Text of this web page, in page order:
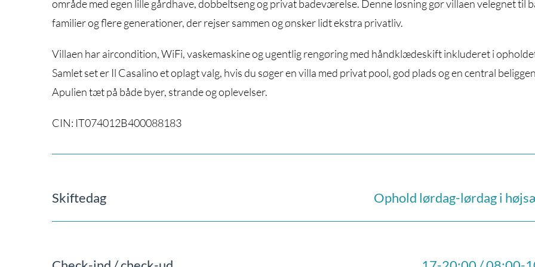
område med egen lille gårdhave, dobbeltseng og privat badeværelse. Denne løsning gør villaen velegnet til
familier og flere generationer, der rejser sammen og ønsker lidt ekstra privatliv.
Villaen har aircondition, WiFi, vaskemaskine og ugentlig rengøring med håndklædeskift inkluderet i
Samlet set er Il Casalino et oplagt valg, hvis du søger en villa med privat pool, god plads og en central
Apulien tæt på både byer, strande og oplevelser.
CIN: IT074012B400088183
Skiftedag Ophold lørdag-lørdag i